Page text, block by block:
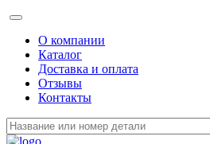
О компании
Каталог
Доставка и оплата
Отзывы
Контакты